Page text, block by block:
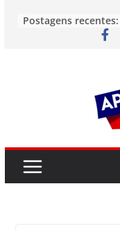
para
Postagens recentes: